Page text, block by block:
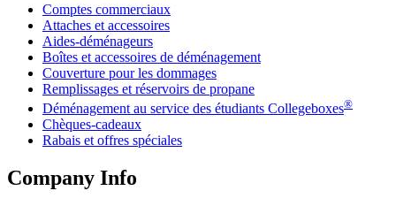
Comptes commerciaux
Attaches et accessoires
Aides-déménageurs
Boîtes et accessoires de déménagement
Couverture pour les dommages
Remplissages et réservoirs de propane
Déménagement au service des étudiants Collegeboxes®
Chèques-cadeaux
Rabais et offres spéciales
Company Info